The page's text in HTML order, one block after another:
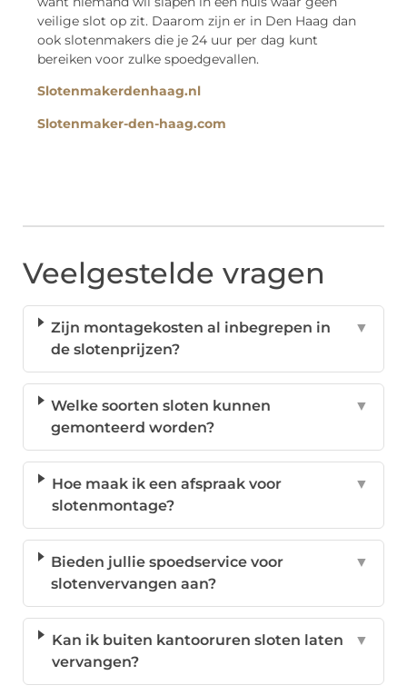
veilige slot op zit. Daarom zijn er in Den Haag dan
ook slotenmakers die je 24 uur per dag kunt
bereiken voor zulke spoedgevallen.
Slotenmakerdenhaag.nl
Slotenmaker-den-haag.com
Veelgestelde vragen
Zijn montagekosten al inbegrepen in
de slotenprijzen?
▼
Welke soorten sloten kunnen
gemonteerd worden?
▼
Hoe maak ik een afspraak voor
slotenmontage?
▼
Bieden jullie spoedservice voor
slotenvervangen aan?
▼
Kan ik buiten kantooruren sloten laten
vervangen?
▼